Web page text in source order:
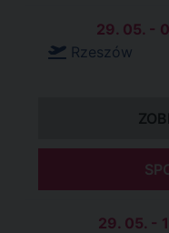
29. 05. -
Rzeszów
29. 05. -